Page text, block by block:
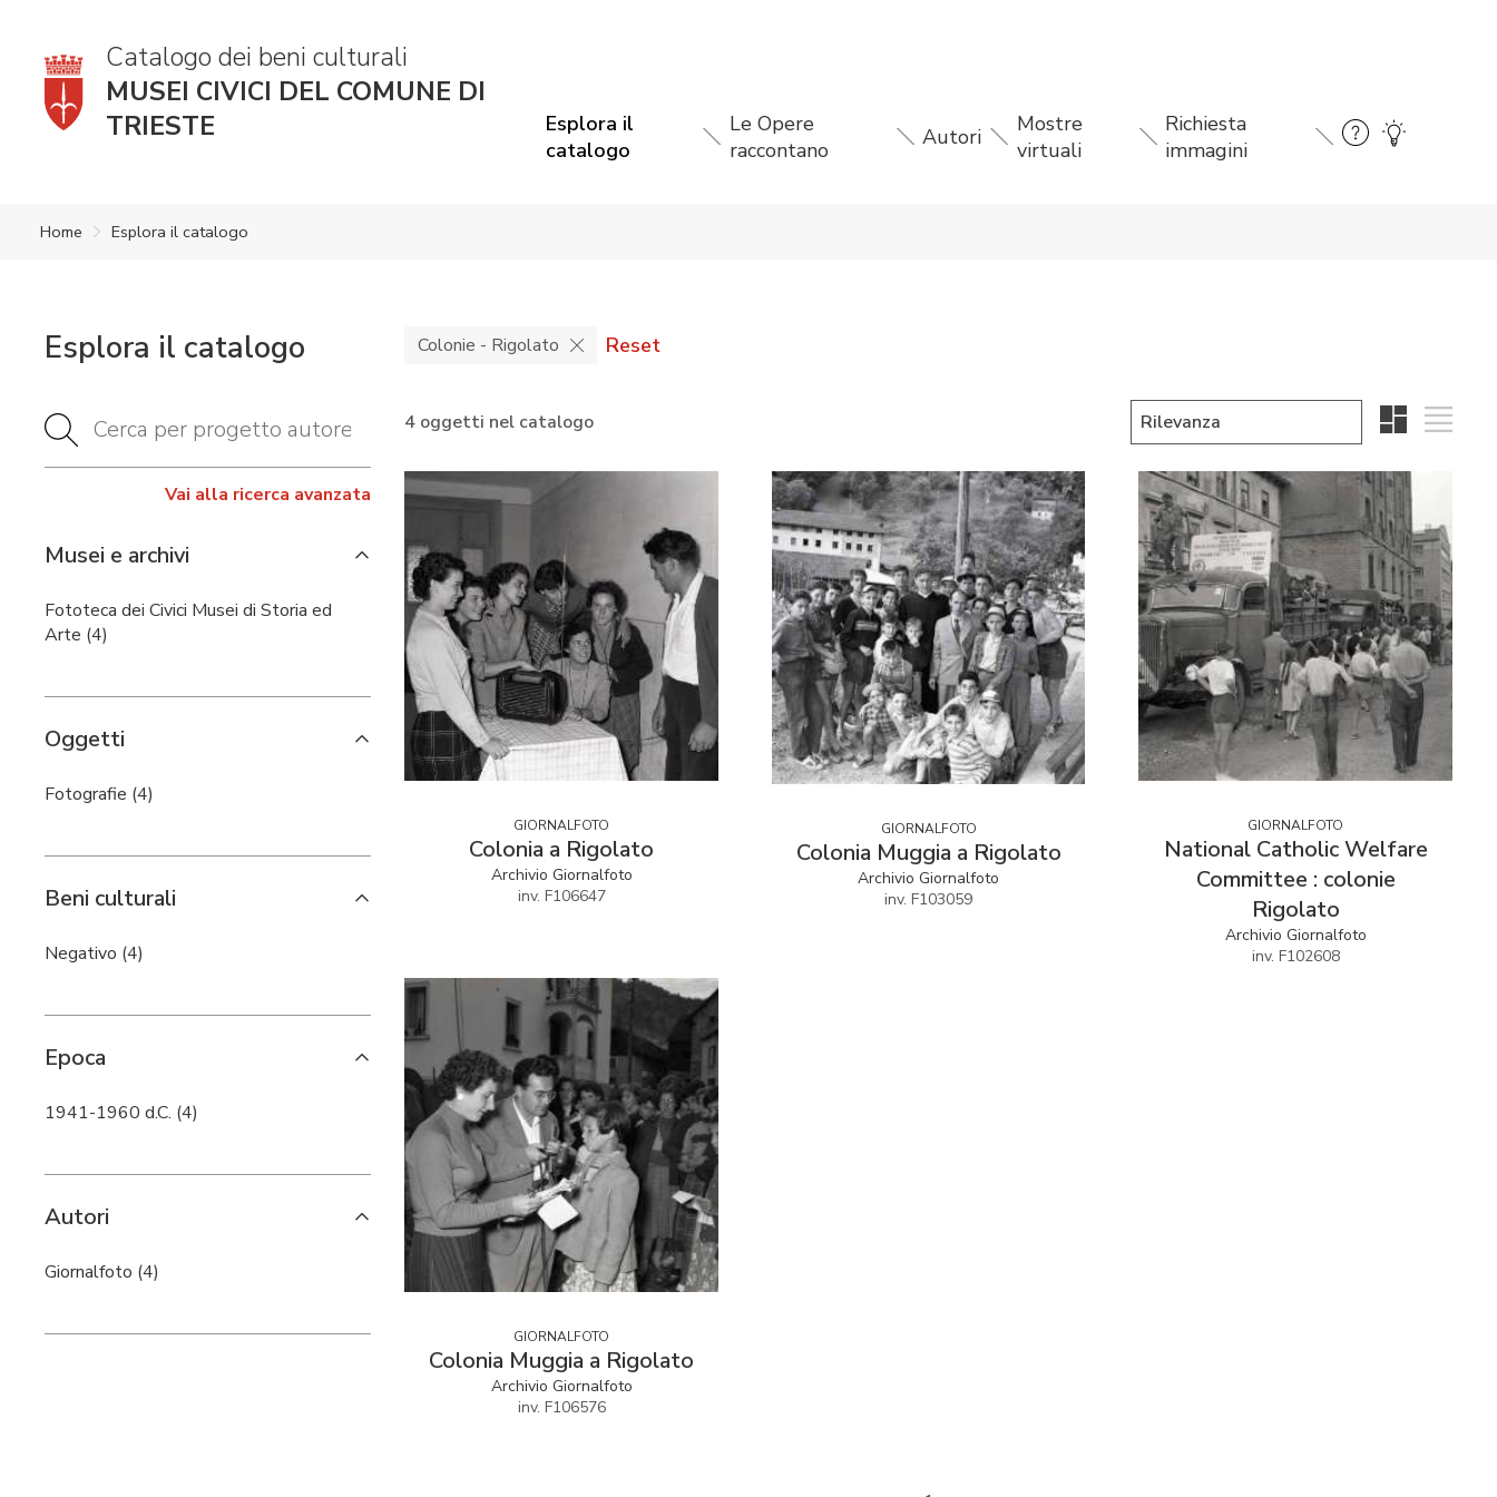
Catalogo dei beni culturali
MUSEI CIVICI DEL COMUNE DI
TRIESTE
Esplora il
catalogo
Le Opere
raccontano
Autori
Mostre
virtuali
Richiesta
immagini
Home Esplora il catalogo
Esplora il catalogo
Vai alla ricerca avanzata
Musei e archivi
Fototeca dei Civici Musei di Storia ed
Arte (4)
Oggetti
Fotografie (4)
Beni culturali
Negativo (4)
Epoca
1941-1960 d.C. (4)
Autori
Giornalfoto (4)
Colonie - Rigolato Reset
4 oggetti nel catalogo
GIORNALFOTO
Colonia a Rigolato
Archivio Giornalfoto
inv. F106647
GIORNALFOTO
Colonia Muggia a Rigolato
Archivio Giornalfoto
inv. F106576
GIORNALFOTO
Colonia Muggia a Rigolato
Archivio Giornalfoto
inv. F103059
GIORNALFOTO
National Catholic Welfare
Committee : colonie
Rigolato
Archivio Giornalfoto
inv. F102608